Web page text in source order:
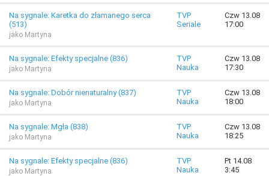
Na sygnale: Karetka do złamanego serca
(513)
jako Martyna
TVP
Seriale
Czw 13.08
17:00
Na sygnale: Efekty specjalne (836)
jako Martyna
TVP
Nauka
Czw 13.08
17:30
Na sygnale: Dobór nienaturalny (837)
jako Martyna
TVP
Nauka
Czw 13.08
18:00
Na sygnale: Mgła (838)
jako Martyna
TVP
Nauka
Czw 13.08
18:25
Na sygnale: Efekty specjalne (836)
jako Martyna
TVP
Nauka
Pt 14.08
3:45